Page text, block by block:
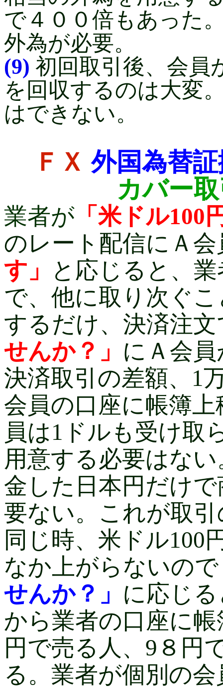
で４００倍もあった
外為が必要。
(9) 初回取引後、会員
を回収するのは大変
はできない。
ＦＸ外国為替
カバー
業者が 「米ドル
のレート配信にＡ会
す」
と応じると、
で、他に取り次ぐ
するだけ、決済注文
せんか？」 にＡ会
決済取引の差額、1
会員の口座に帳簿
員は1ドルも受け取
用意する必要はな
金した日本円だけ
要ない。これが取
同じ時、米ドル100
なか上がらないので
せんか？」 に応じ
から業者の口座に
円で売る人、9８円
る。業者が個別の